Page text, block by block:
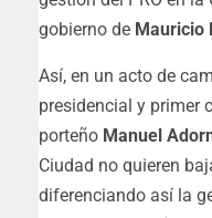
gobierno de Mauricio
Así, en un acto de
presidencial y primer
porteño Manuel
Ciudad no quieren
diferenciando así la